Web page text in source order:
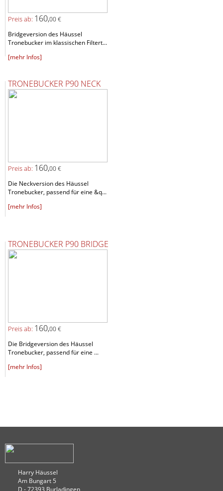
Preis ab: 160,00 €
Bridgeversion des Häussel
Tronebucker im klassischen Filtert...
[mehr Infos]
TRONEBUCKER P90 NECK
Preis ab: 160,00 €
Die Neckversion des Häussel
Tronebucker, passend für eine &q...
[mehr Infos]
TRONEBUCKER P90 BRIDGE
Preis ab: 160,00 €
Die Bridgeversion des Häussel
Tronebucker, passend für eine ...
[mehr Infos]
Harry Häussel
Am Bungart 5